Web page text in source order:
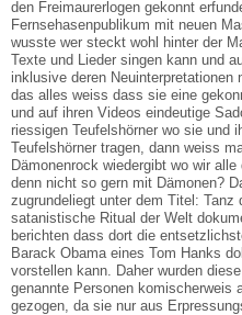
den Freimaurerlogen gekonnt
Fernsehasenpublikum mit neuen
wusste wer steckt wohl hinter der
Texte und Lieder singen kann und
inklusive deren
das alles weiss dass sie eine
und auf ihren Videos eindeutige
riessigen Teufelshörner wo sie und
Teufelshörner tragen, dann weiss
Dämonenrock wiedergibt wo wir
denn nicht so gern mit Dämonen?
zugrundeliegt unter dem Titel:
satanistische Ritual der Welt
berichten dass dort die
Barack Obama eines Tom Hanks
vorstellen kann. Daher wurden
genannte Personen komischerweis
gezogen, da sie nur aus